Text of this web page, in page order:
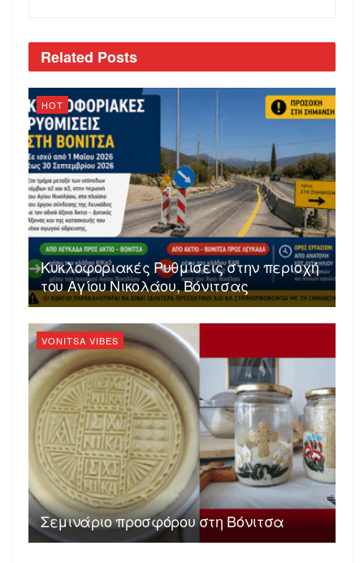
Related Posts
HOT
Kυκλοφοριακές Ρυθμίσεις στην περιοχή
του Αγίου Νικολάου, Βόνιτσας
VONITSA VIBES
Σεμινάριο προσφόρου στη Βόνιτσα